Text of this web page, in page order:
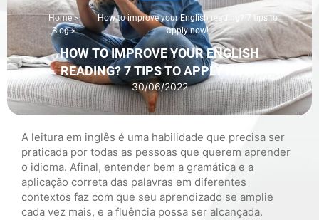
Home >
Blog>
How to improve your English reading? 7 tips to
apply now!
HOW TO IMPROVE YOUR ENGLISH
READING? 7 TIPS TO APPLY NOW!
30/06/2022
A leitura em inglês é uma habilidade que precisa ser
praticada por todas as pessoas que querem aprender
o idioma. Afinal, entender bem a gramática e a
aplicação correta das palavras em diferentes
contextos faz com que seu aprendizado se amplie
cada vez mais, e a fluência possa ser alcançada.